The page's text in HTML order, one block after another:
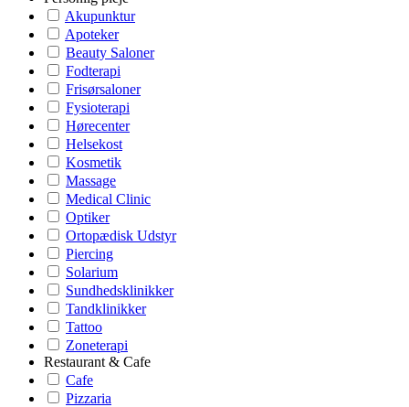
Akupunktur
Apoteker
Beauty Saloner
Fodterapi
Frisørsaloner
Fysioterapi
Hørecenter
Helsekost
Kosmetik
Massage
Medical Clinic
Optiker
Ortopædisk Udstyr
Piercing
Solarium
Sundhedsklinikker
Tandklinikker
Tattoo
Zoneterapi
Restaurant & Cafe
Cafe
Pizzaria